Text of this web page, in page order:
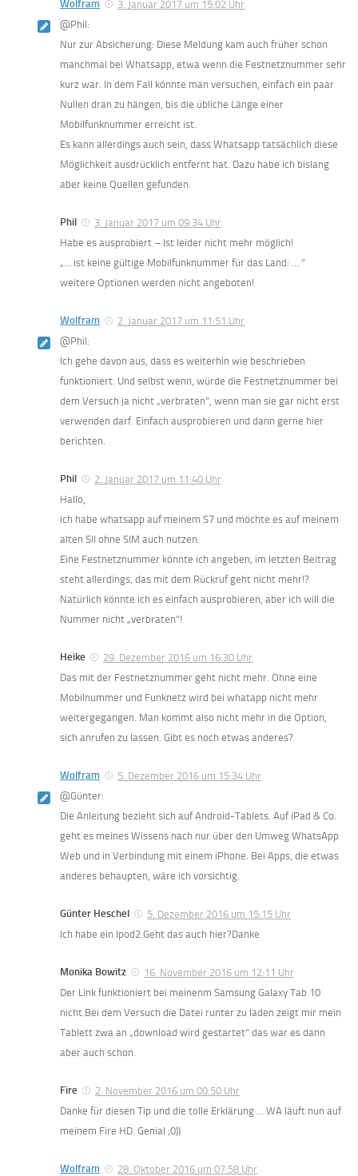
Wolfram
3. Januar 2017 um 15:02 Uhr
@Phil:
Nur zur Absicherung: Diese Meldung kam auch früher schon
manchmal bei Whatsapp, etwa wenn die Festnetznummer sehr
kurz war. In dem Fall könnte man versuchen, einfach ein paar
Nullen dran zu hängen, bis die übliche Länge einer
Mobilfunknummer erreicht ist.
Es kann allerdings auch sein, dass Whatsapp tatsächlich diese
Möglichkeit ausdrücklich entfernt hat. Dazu habe ich bislang
aber keine Quellen gefunden.
Phil
3. Januar 2017 um 09:34 Uhr
Habe es ausprobiert – Ist leider nicht mehr möglich!
„… ist keine gültige Mobilfunknummer für das Land: … “
weitere Optionen werden nicht angeboten!
Wolfram
2. Januar 2017 um 11:51 Uhr
@Phil:
Ich gehe davon aus, dass es weiterhin wie beschrieben
funktioniert. Und selbst wenn, würde die Festnetznummer bei
dem Versuch ja nicht „verbraten“, wenn man sie gar nicht erst
verwenden darf. Einfach ausprobieren und dann gerne hier
berichten.
Phil
2. Januar 2017 um 11:40 Uhr
Hallo,
ich habe whatsapp auf meinem S7 und möchte es auf meinem
alten SII ohne SIM auch nutzen.
Eine Festnetznummer könnte ich angeben, im letzten Beitrag
steht allerdings, das mit dem Rückruf geht nicht mehr!?
Natürlich könnte ich es einfach ausprobieren, aber ich will die
Nummer nicht „verbraten“!
Heike
29. Dezember 2016 um 16:30 Uhr
Das mit der Festnetznummer geht nicht mehr. Ohne eine
Mobilnummer und Funknetz wird bei whatapp nicht mehr
weitergegangen. Man kommt also nicht mehr in die Option,
sich anrufen zu lassen. Gibt es noch etwas anderes?
Wolfram
5. Dezember 2016 um 15:34 Uhr
@Günter:
Die Anleitung bezieht sich auf Android-Tablets. Auf iPad & Co.
geht es meines Wissens nach nur über den Umweg WhatsApp
Web und in Verbindung mit einem iPhone. Bei Apps, die etwas
anderes behaupten, wäre ich vorsichtig.
Günter Heschel
5. Dezember 2016 um 15:15 Uhr
Ich habe ein Ipod2.Geht das auch hier?Danke
Monika Bowitz
16. November 2016 um 12:11 Uhr
Der Link funktioniert bei meinenm Samsung Galaxy Tab 10
nicht.Bei dem Versuch die Datei runter zu laden zeigt mir mein
Tablett zwa an „download wird gestartet“ das war es dann
aber auch schon.
Fire
2. November 2016 um 00:50 Uhr
Danke für diesen Tip und die tolle Erklärung … WA läuft nun auf
meinem Fire HD. Genial ;0))
Wolfram
28. Oktober 2016 um 07:58 Uhr